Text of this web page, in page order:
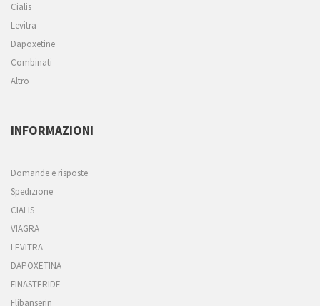
Cialis
Levitra
Dapoxetine
Combinati
Altro
INFORMAZIONI
Domande e risposte
Spedizione
CIALIS
VIAGRA
LEVITRA
DAPOXETINA
FINASTERIDE
Flibanserin